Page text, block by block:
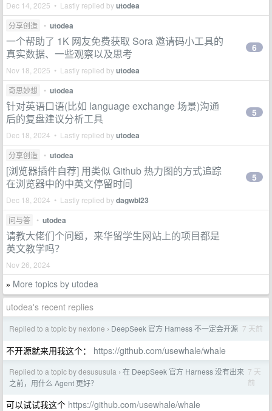
Dec 14, 2025 • Lastly replied byutodea
分享创造 • utodea
一个帮助了 1K 网友免费获取 Sora 邀请码小工具的
真实数据、一些观察以及思考
Nov 18, 2025 • Lastly replied byutodea
6
奇思妙想 • utodea
针对英语口语(比如 language exchange 场景)沟通
后的复盘建议分析工具
Dec 18, 2024 • Lastly replied byutodea
5
分享创造 • utodea
[浏览器插件自荐] 用类似 Github 热力图的方式追踪
在浏览器中的中英文停留时间
Dec 18, 2024 • Lastly replied bydagwbl23
5
问与答 • utodea
请教大佬们个问题，来华留学生网站上的项目都是
英文教学吗？
Nov 26, 2024
» More topics by utodea
utodea's recent replies
Replied to a topic by nextone › DeepSeek 官方 Harness 不一定会开源 7 天前
不开源就来用我这个： https://github.com/usewhale/whale
Replied to a topic by desususula › 在 DeepSeek 官方 Harness 没有出来
之前，用什么 Agent 更好？
7 天
前
可以试试我这个 https://github.com/usewhale/whale